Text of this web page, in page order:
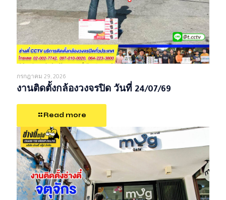
กรกฎาคม 29, 2026
งานติดตั้งกล้องวงจรปิด วันที่ 24/07/69
Read more